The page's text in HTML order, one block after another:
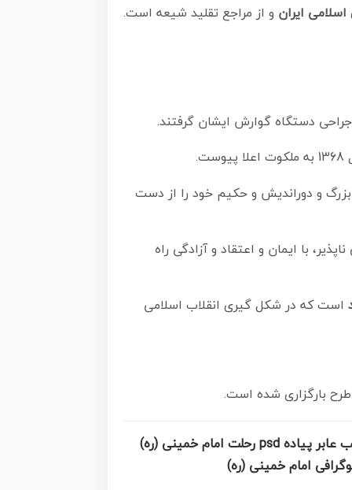
ایران و از مراجع تقلید شیعه است.
بزرگ و دوراندیش و حکیم خود را از دست
با ایمان و اعتقاد و آزادگی راه
است که در شکل گیری انقلاب اسلامی
نمونه طرح بیلبورد ارتحال امام خمینی (ره) ,تایپوگرافی امام خمینی (ره) ,طرح بنر ارتحال امام خمینی(ره) ,طرح پب عابر پیاده psd رحلت امام خمینی (ره)